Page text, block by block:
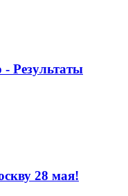
Результаты
28 мая!